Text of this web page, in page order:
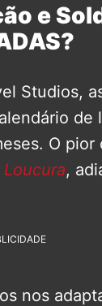
e
Studios,
de
O
,
nos